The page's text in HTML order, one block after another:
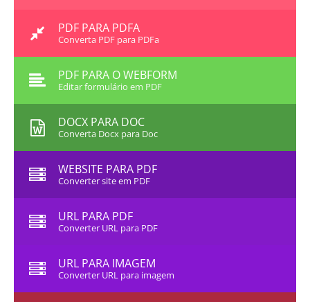
PDF PARA PDFA
Converta PDF para PDFa
PDF PARA O WEBFORM
Editar formulário em PDF
DOCX PARA DOC
Converta Docx para Doc
WEBSITE PARA PDF
Converter site em PDF
URL PARA PDF
Converter URL para PDF
URL PARA IMAGEM
Converter URL para imagem